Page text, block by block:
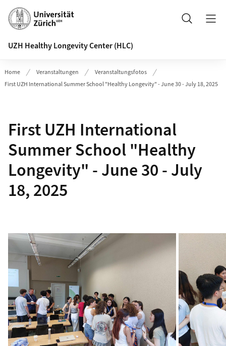
Header
Suche
UZH Healthy Longevity Center (HLC)
Home Veranstaltungen
Veranstaltungsfotos
First UZH International Summer School "Healthy Longevity" - June 30 - July 18, 2025
First UZH International
Summer School "Healthy
Longevity" - June 30 - July
18, 2025